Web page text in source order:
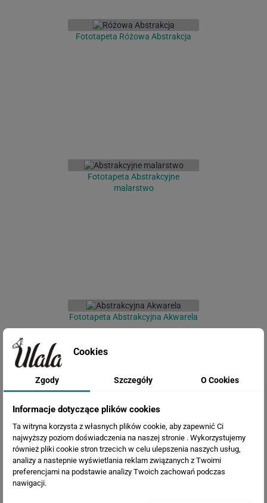
Fototapeta Różowa Abstrakcja
Fototapeta Abstrakcyjne
malarstwo
Fototapeta Abstrakcyjna Akwarela
Fototapeta Abstrakcyjny kwiatowy
obraz
Cookies
Zgody Szczegóły O Cookies
Informacje dotyczące plików cookies
Ta witryna korzysta z własnych plików cookie, aby zapewnić Ci
najwyższy poziom doświadczenia na naszej stronie . Wykorzystujemy
również pliki cookie stron trzecich w celu ulepszenia naszych usług,
analizy a nastepnie wyświetlania reklam związanych z Twoimi
preferencjami na podstawie analizy Twoich zachowań podczas
nawigacji.